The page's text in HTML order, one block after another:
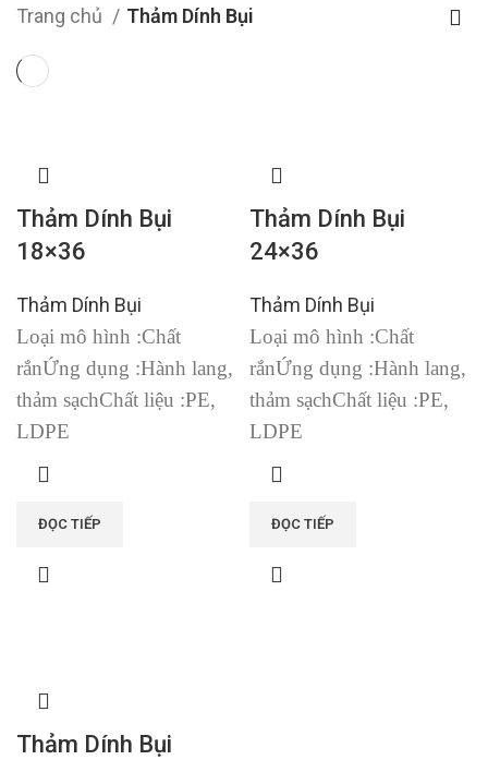
Trang chủ Thảm Dính Bụi
Thảm Dính Bụi
18×36
Thảm Dính Bụi
Loại mô hình :Chất
rắnỨng dụng :Hành lang,
thảm sạchChất liệu :PE,
LDPE
ĐỌC TIẾP
Thảm Dính Bụi
24×36
Thảm Dính Bụi
Loại mô hình :Chất
rắnỨng dụng :Hành lang,
thảm sạchChất liệu :PE,
LDPE
ĐỌC TIẾP
Thảm Dính Bụi